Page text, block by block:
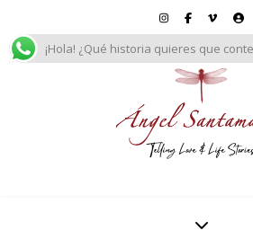
¡Hola! ¿Qué historia quieres que